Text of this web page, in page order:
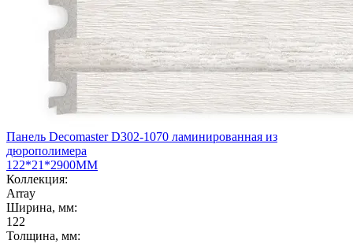
Панель Decomaster D302-1070 ламинированная из
дюрополимера
122*21*2900ММ
Коллекция:
Array
Ширина, мм:
122
Толщина, мм: